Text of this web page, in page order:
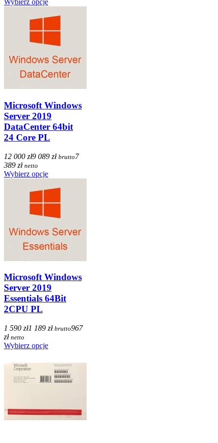
Wybierz opcje
Microsoft Windows
Server 2019
DataCenter 64bit
24 Core PL
12 000 zł9 089 zł brutto7
389 zł netto
Wybierz opcje
Microsoft Windows
Server 2019
Essentials 64Bit
2CPU PL
1 590 zł1 189 zł brutto967
zł netto
Wybierz opcje